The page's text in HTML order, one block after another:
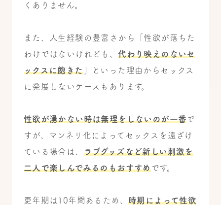
くありません。
また、人生経験の豊富さから「性欲が落ちた
わけではないけれども、代わり映えのないセ
ックスに飽きた」といった理由からセックス
に発展しないケースもあります。
性欲が湧かない時は無理をしないのが一番で
すが、マンネリ化によってセックスを遠ざけ
ている場合は、 ラブグッズなど新しい刺激を
二人で楽しんでみるのもおすすめです。
更年期は10年間あるため、 時期によって性欲